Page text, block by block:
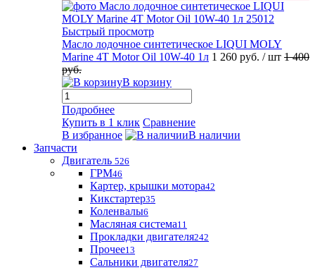
Быстрый просмотр
Масло лодочное синтетическое LIQUI MOLY
Marine 4T Motor Oil 10W-40 1л 1 260 руб. / шт 1 400
руб.
В корзину
Подробнее
Купить в 1 клик Сравнение
В избранное
В наличии
Запчасти
Двигатель 526
ГРМ46
Картер, крышки мотора42
Кикстартер35
Коленвалы6
Масляная система11
Прокладки двигателя242
Прочее13
Сальники двигателя27